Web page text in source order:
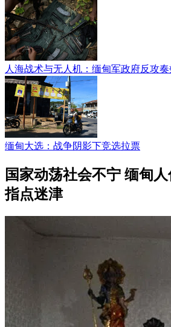
人海战术与无人机：缅甸军政府反攻
缅甸大选：战争阴影下竞选拉票
国家动荡社会不宁 缅甸
指点迷津